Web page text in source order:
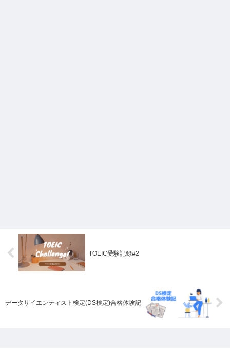
TOEIC受験記録#2
データサイエンティスト検定(DS検定)合格体験記